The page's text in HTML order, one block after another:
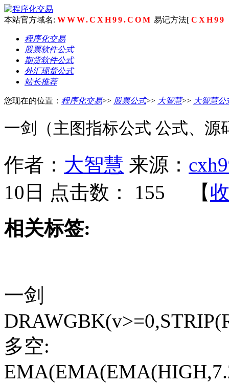
本站官方域名: WWW.CXH99.COM 易记方法[ CXH99
程序化交易
股票软件公式
期货软件公式
外汇现货公式
站长推荐
您现在的位置： 程序化交易>> 股票公式>> 大智慧>> 大智慧公
一剑（主图指标公式 公式、源
作者： 大智慧 来源：
10日 点击数： 155 【
相关标签:
一剑
多空: